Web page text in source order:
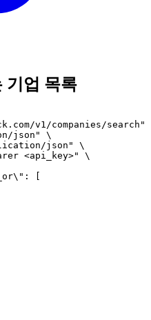
기업 목록
v1/companies/search"
json" \
json" \
<api_key>" \
[